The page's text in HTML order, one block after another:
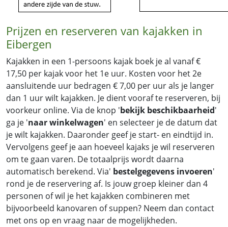
Prijzen en reserveren van kajakken in
Eibergen
Kajakken in een 1-persoons kajak boek je al vanaf €
17,50 per kajak voor het 1e uur. Kosten voor het 2e
aansluitende uur bedragen € 7,00 per uur als je langer
dan 1 uur wilt kajakken. Je dient vooraf te reserveren, bij
voorkeur online. Via de knop 'bekijk beschikbaarheid'
ga je 'naar winkelwagen' en selecteer je de datum dat
je wilt kajakken. Daaronder geef je start- en eindtijd in.
Vervolgens geef je aan hoeveel kajaks je wil reserveren
om te gaan varen. De totaalprijs wordt daarna
automatisch berekend. Via' bestelgegevens invoeren'
rond je de reservering af. Is jouw groep kleiner dan 4
personen of wil je het kajakken combineren met
bijvoorbeeld kanovaren of suppen? Neem dan contact
met ons op en vraag naar de mogelijkheden.